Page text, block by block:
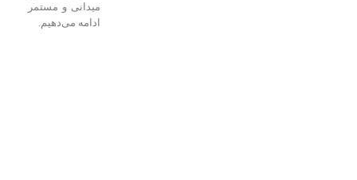
میدانی و مستمر
ادامه می‌دهیم.